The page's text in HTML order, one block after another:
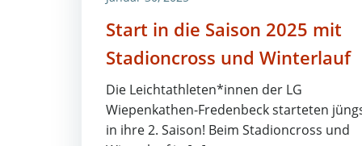
Start in die Saison 2025 mit
Stadioncross und Winterlauf
Die Leichtathleten*innen der LG
Wiepenkathen-Fredenbeck starteten
in ihre 2. Saison! Beim Stadioncross und